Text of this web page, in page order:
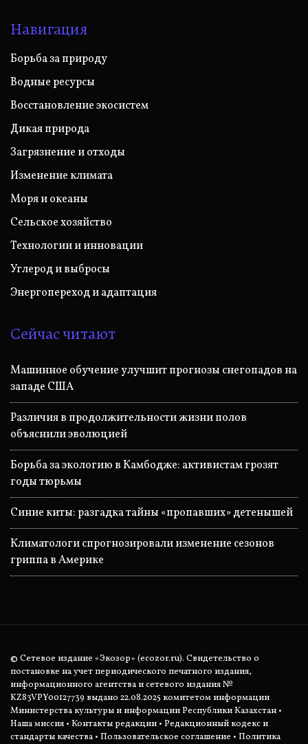
Навигация
Борьба за природу
Водные ресурсы
Восстановление экосистем
Дикая природа
Загрязнение и отходы
Изменение климата
Моря и океаны
Сельское хозяйство
Технологии и инновации
Углерод и выбросы
Энергопереход и адаптация
Сейчас читают
Машинное обучение улучшит прогнозы снегопадов на
западе США
Различия в продолжительности жизни полов
объяснили эволюцией
Борьба за экологию в Камбодже: активистам грозят
годы тюрьмы
Синие киты: разгадка тайны «пропавших» детенышей
Климатологи спрогнозировали изменение сезонов
гриппа в Америке
© Сетевое издание «Экозор» (ecozor.ru). Свидетельство о
постановке на учет периодического печатного издания,
информационного агентства и сетевого издания №
KZ83VPY00127739 выдано 22.08.2025 комитетом информации
Министерства культуры и информации Республики Казахстан •
Наша миссия • Контакты редакции • Редакционный кодекс и
стандарты качества • Пользовательское соглашение • Политика